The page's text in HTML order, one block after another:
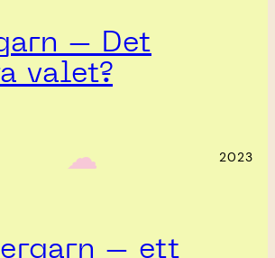
– Det
valet?
‎ ‎‎ ☁︎‎‎ 2023
– ett